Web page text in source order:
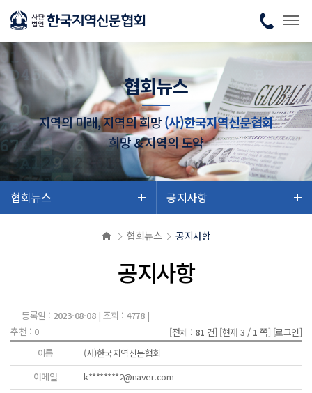
협회뉴스
지역의 미래, 지역의 희망(사)한국지역신문협회
희망 & 지역의 도약
협회뉴스 공지사항
협회뉴스 공지사항
공지사항
등록일 : 2023-08-08| 조회 : 4778|
추천 : 0 [전체 : 81 건] [현재 3 / 1 쪽] [로그인]
이름
(사)한국지역신문협회
이메일
k********2@naver.com